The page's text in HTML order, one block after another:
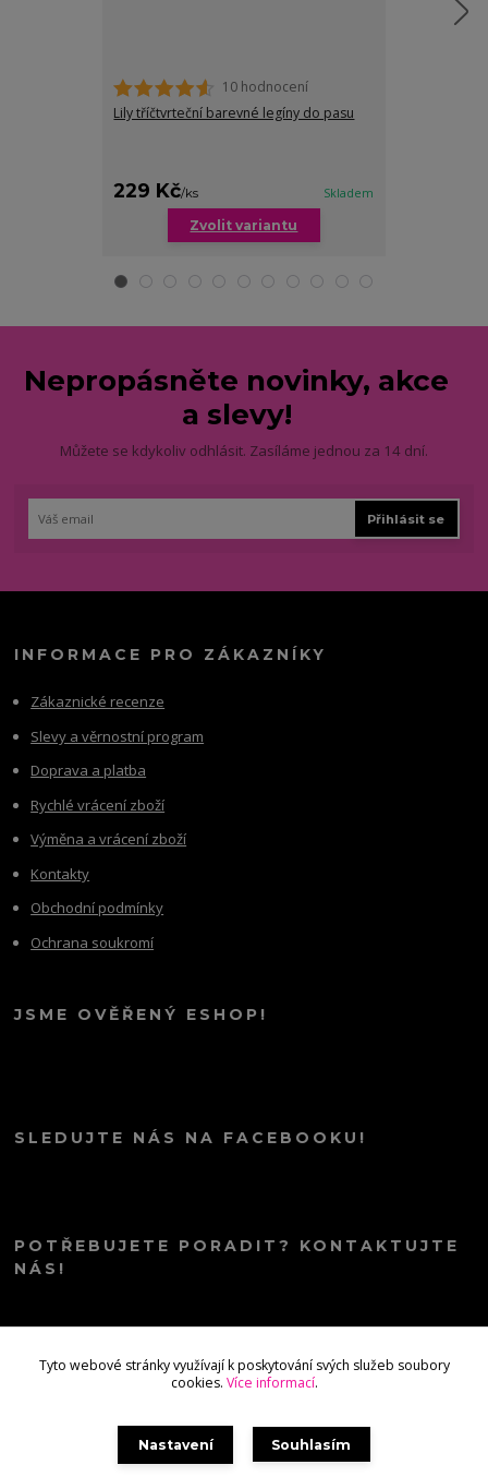
10 hodnocení
Lily tříčtvrteční barevné legíny do pasu
229 Kč/ks Skladem
Zvolit variantu
Nepropásněte novinky, akce
a slevy!
Můžete se kdykoliv odhlásit. Zasíláme jednou za 14 dní.
Přihlásit se
INFORMACE PRO ZÁKAZNÍKY
Zákaznické recenze
Slevy a věrnostní program
Doprava a platba
Rychlé vrácení zboží
Výměna a vrácení zboží
Kontakty
Obchodní podmínky
Ochrana soukromí
JSME OVĚŘENÝ ESHOP!
SLEDUJTE NÁS NA FACEBOOKU!
POTŘEBUJETE PORADIT? KONTAKTUJTE
NÁS!
Tyto webové stránky využívají k poskytování svých služeb soubory
cookies. Více informací.
Nastavení Souhlasím